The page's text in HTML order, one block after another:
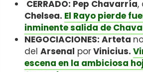
CERRADO: Pep Chavarría,
Chelsea. El Rayo pierde
inminente salida de
NEGOCIACIONES: Arteta
del Arsenal porVinicius.
escena en la ambiciosa